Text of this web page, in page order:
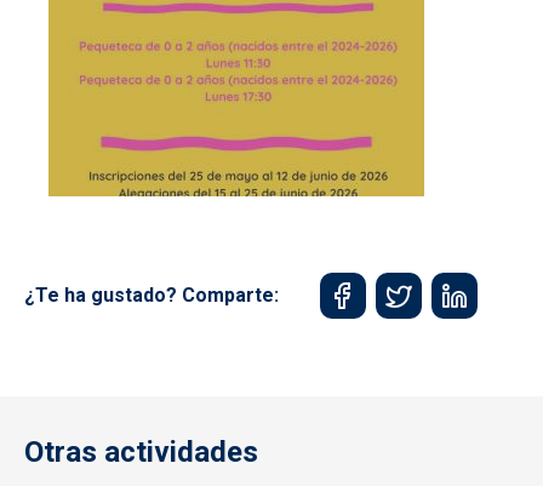
¿Te ha gustado? Comparte:
Otras actividades